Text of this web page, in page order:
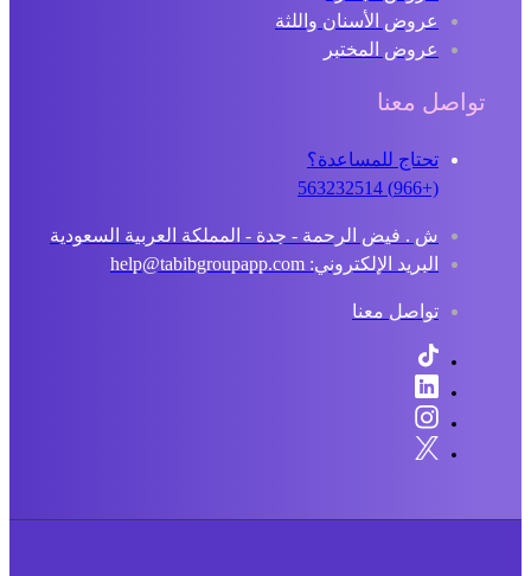
عروض الأسنان واللثة
عروض المختبر
تواصل معنا
تحتاج للمساعدة؟
ش . فيض الرحمة - جدة - المملكة العربية السعودية
البريد الإلكتروني: help@tabibgroupapp.com
تواصل معنا